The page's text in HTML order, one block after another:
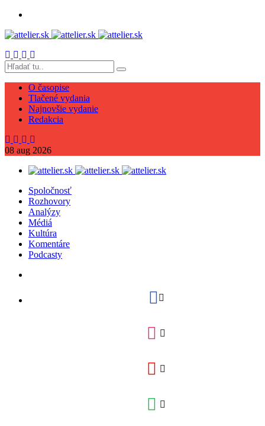
O časopise
Tlačené vydania
Najnovšie vydanie
Redakcia
08 aug 2026
Spoločnosť
Rozhovory
Analýzy
Médiá
Kultúra
Komentáre
Podcasty